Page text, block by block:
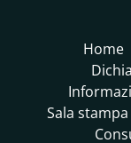
Home
Sala stampa